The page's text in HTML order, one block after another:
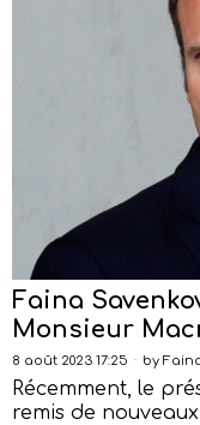
Faina
Monsieur
8 août 2023 17:25 by
Récemment, le
remis de